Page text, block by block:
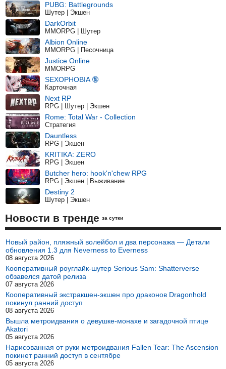
PUBG: Battlegrounds
Шутер | Экшен
DarkOrbit
MMORPG | Шутер
Albion Online
MMORPG | Песочница
Justice Online
MMORPG
SEXOPHOBIA 🔞
Карточная
Next RP
RPG | Шутер | Экшен
Rome: Total War - Collection
Стратегия
Dauntless
RPG | Экшен
KRITIKA: ZERO
RPG | Экшен
Butcher hero: hook'n'chew RPG
RPG | Экшен | Выживание
Destiny 2
Шутер | Экшен
Новости в тренде за сутки
Новый район, пляжный волейбол и два персонажа — Детали
обновления 1.3 для Neverness to Everness
08 августа 2026
Кооперативный роуглайк-шутер Serious Sam: Shatterverse
обзавелся датой релиза
07 августа 2026
Кооперативный экстракшен-экшен про драконов Dragonhold
покинул ранний доступ
08 августа 2026
Вышла метроидвания о девушке-монахе и загадочной птице
Akatori
05 августа 2026
Нарисованная от руки метроидвания Fallen Tear: The Ascension
покинет ранний доступ в сентябре
05 августа 2026